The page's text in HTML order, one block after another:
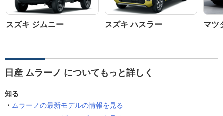
スズキ ジムニー スズキ ハスラー マツ
日産 ムラーノ についてもっと詳しく
知る
ムラーノの最新モデルの情報を見る